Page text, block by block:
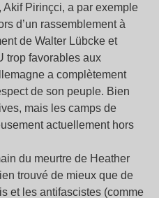
Pirinçci, a par exemple
d’un rassemblement à
de Walter Lübcke et
trop favorables aux
a complètement
de son peuple. Bien
mais les camps de
actuellement hors
du meurtre de Heather
trouvé de mieux que de
et les antifascistes (comme